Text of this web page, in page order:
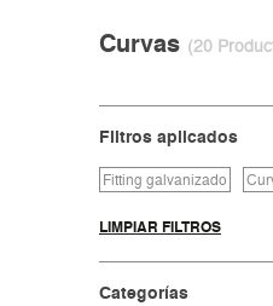
Curvas (20
Filtros aplicados
Fitting galvanizado
LIMPIAR FILTROS
Categorías